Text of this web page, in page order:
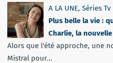
A LA UNE, Séries Tv
Plus belle la vie :
Charlie, la
Alors que l'été approche, une
Mistral pour...